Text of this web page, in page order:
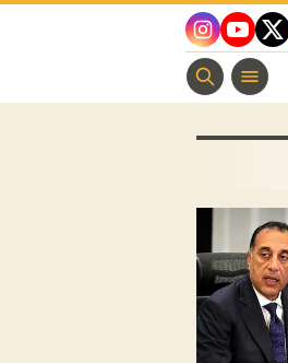
twitter
youtube
instagram
منوعات مسيحية